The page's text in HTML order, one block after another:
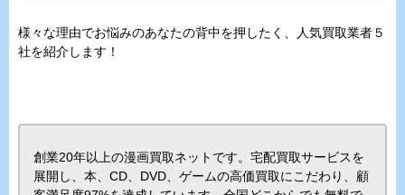
様々な理由でお悩みのあなたの背中を押したく、人気買取業者５
社を紹介します！
創業20年以上の漫画買取ネットです。宅配買取サービスを
展開し、本、CD、DVD、ゲームの高価買取にこだわり、顧